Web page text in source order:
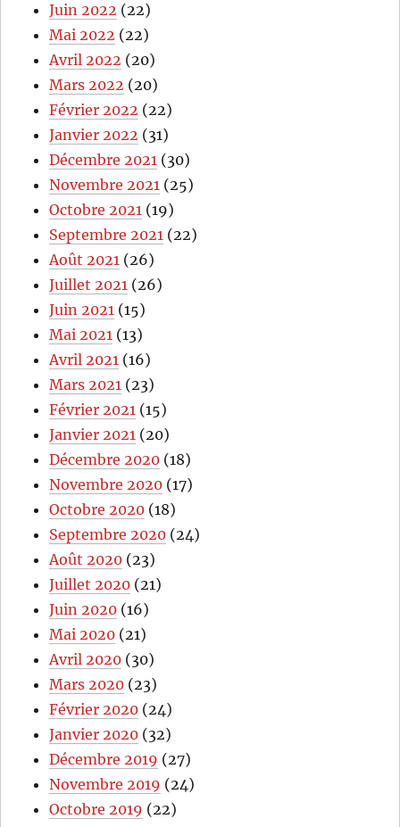
Juin 2022 (22)
Mai 2022 (22)
Avril 2022 (20)
Mars 2022 (20)
Février 2022 (22)
Janvier 2022 (31)
Décembre 2021 (30)
Novembre 2021 (25)
Octobre 2021 (19)
Septembre 2021 (22)
Août 2021 (26)
Juillet 2021 (26)
Juin 2021 (15)
Mai 2021 (13)
Avril 2021 (16)
Mars 2021 (23)
Février 2021 (15)
Janvier 2021 (20)
Décembre 2020 (18)
Novembre 2020 (17)
Octobre 2020 (18)
Septembre 2020 (24)
Août 2020 (23)
Juillet 2020 (21)
Juin 2020 (16)
Mai 2020 (21)
Avril 2020 (30)
Mars 2020 (23)
Février 2020 (24)
Janvier 2020 (32)
Décembre 2019 (27)
Novembre 2019 (24)
Octobre 2019 (22)